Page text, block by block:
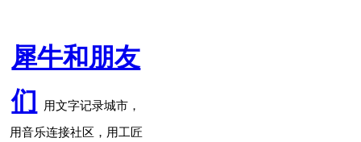
犀牛和朋友
们 用文字记录城市，
用音乐连接社区，用工匠